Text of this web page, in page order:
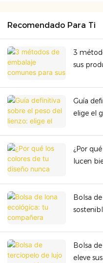
Recomendado Para Ti
3
sus
Guía
elige el
¿Por
lucen
Bolsa
Bolsa
eleve